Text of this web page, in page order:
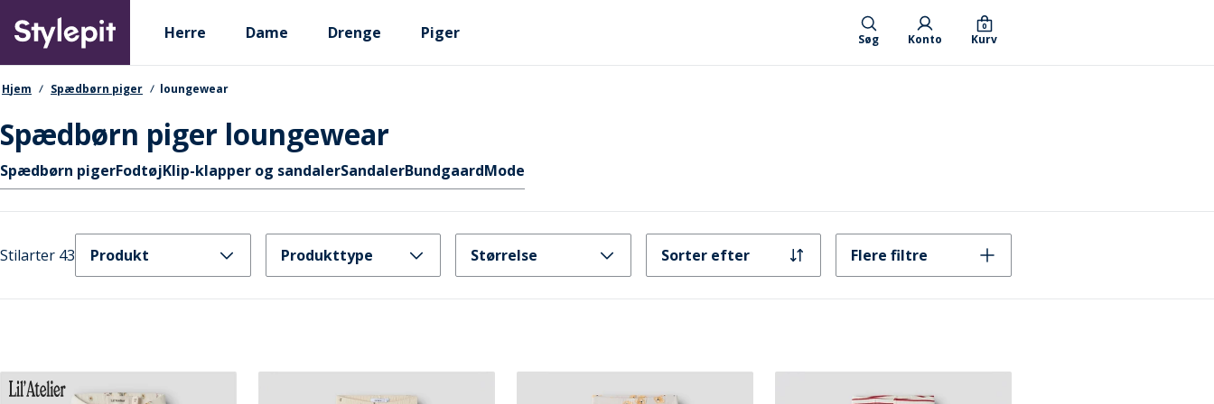
main
content
Primary departments
Herre Dame Drenge Piger Søg Konto Kurv
0
navigationssti
Hjem Spædbørn piger loungewear
Spædbørn piger loungewear
Hurtige links
Spædbørn pigerFodtøjKlip-klapper og sandalerSandalerBundgaardMode
Stilarter 43 Produkt Produkttype Størrelse Sorter efter Flere filtre